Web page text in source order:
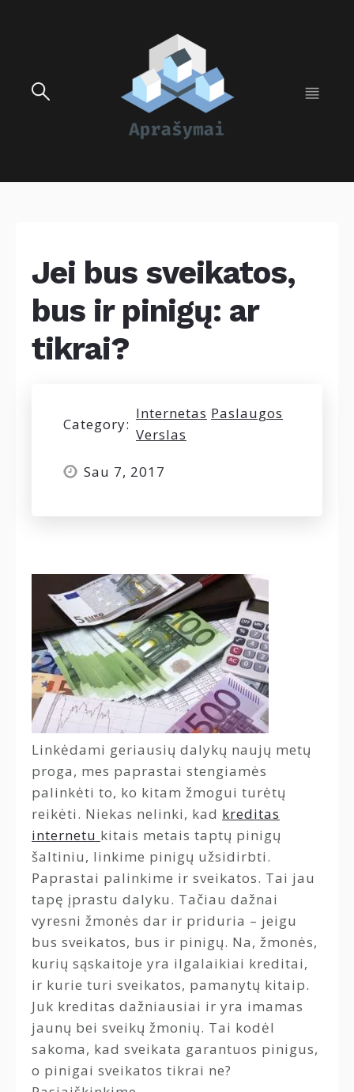
Jei bus sveikatos,
bus ir pinigų: ar
tikrai?
Category:
Internetas Paslaugos
Verslas
Sau 7, 2017
Linkėdami geriausių dalykų naujų metų
proga, mes paprastai stengiamės
palinkėti to, ko kitam žmogui turėtų
reikėti. Niekas nelinki, kad kreditas
internetu kitais metais taptų pinigų
šaltiniu, linkime pinigų užsidirbti.
Paprastai palinkime ir sveikatos. Tai jau
tapę įprastu dalyku. Tačiau dažnai
vyresni žmonės dar ir priduria – jeigu
bus sveikatos, bus ir pinigų. Na, žmonės,
kurių sąskaitoje yra ilgalaikiai kreditai,
ir kurie turi sveikatos, pamanytų kitaip.
Juk kreditas dažniausiai ir yra imamas
jaunų bei sveikų žmonių. Tai kodėl
sakoma, kad sveikata garantuos pinigus,
o pinigai sveikatos tikrai ne?